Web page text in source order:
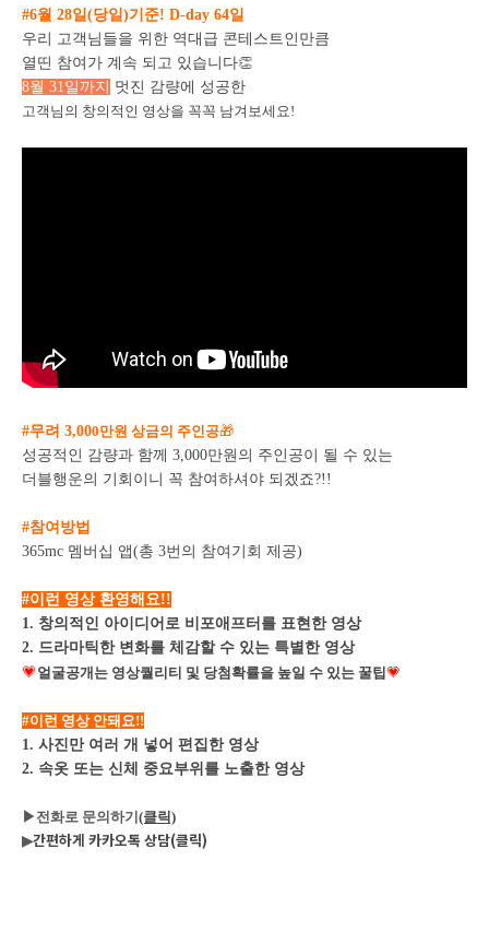
#6월 28일(당일)기준! D-day 64일
우리 고객님들을 위한 역대급 콘테스트인만큼
열띤 참여가 계속 되고 있습니다👏
8월 31일까지
멋진 감량에 성공한
고객님의 창의적인 영상을 꼭꼭 남겨보세요!
#무려 3,000만원 상금의 주인공🎁
성공적인 감량과 함께 3,000만원의 주인공이 될 수 있는
더블행운의 기회이니 꼭 참여하셔야 되겠죠?!!
#참여방법
365mc 멤버십 앱(총 3번의 참여기회 제공)
#이런 영상 환영해요!!
1. 창의적인 아이디어로 비포애프터를 표현한 영상
2. 드라마틱한 변화를 체감할 수 있는 특별한 영상
💗얼굴공개는 영상퀄리티 및 당첨확률을 높일 수 있는 꿀팁 💗
#이런 영상 안돼요!!
1. 사진만 여러 개 넣어 편집한 영상
2. 속옷 또는 신체 중요부위를 노출한 영상
▶전화로 문의하기 (클릭)
▶간편하게 카카오톡 상담(클릭)